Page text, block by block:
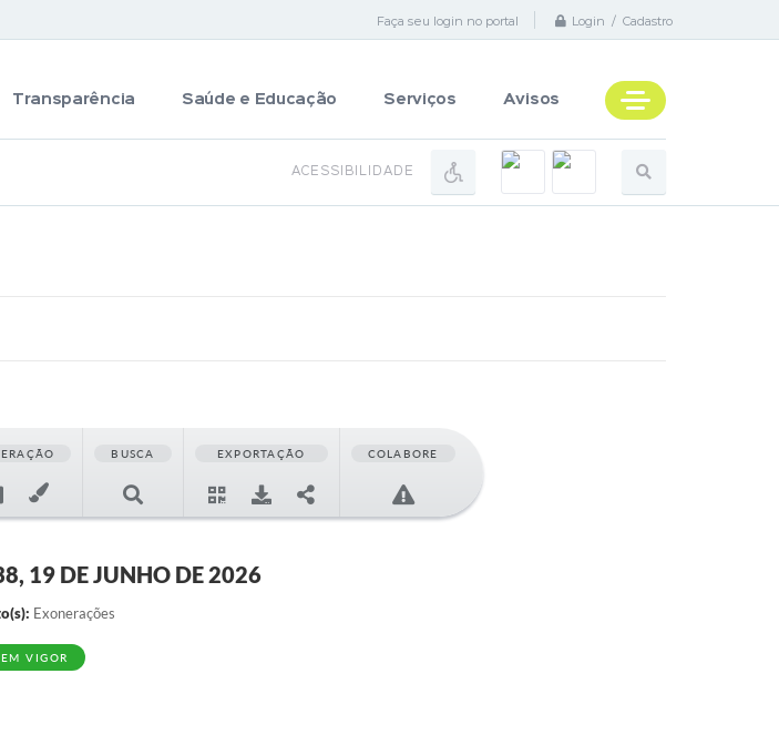
Faça seu login no portal Login / Cadastro
Transparência Saúde e Educação Serviços Avisos
ACESSIBILIDADE
BUSCA EXPORTAÇÃO COLABORE
19 DE JUNHO DE 2026
Exonerações
EM VIGOR